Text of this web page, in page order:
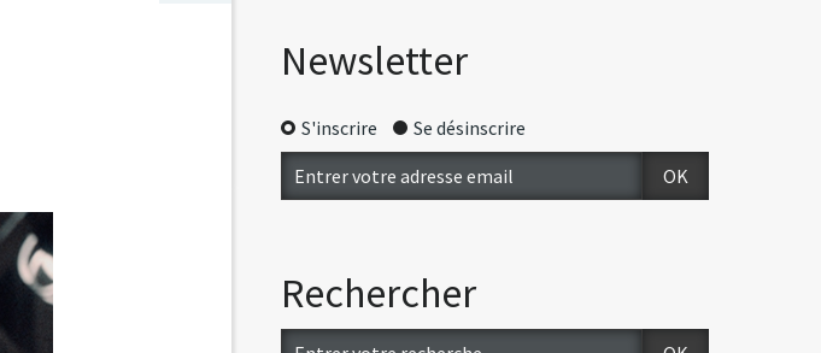
Newsletter
S'inscrire Se désinscrire
Rechercher